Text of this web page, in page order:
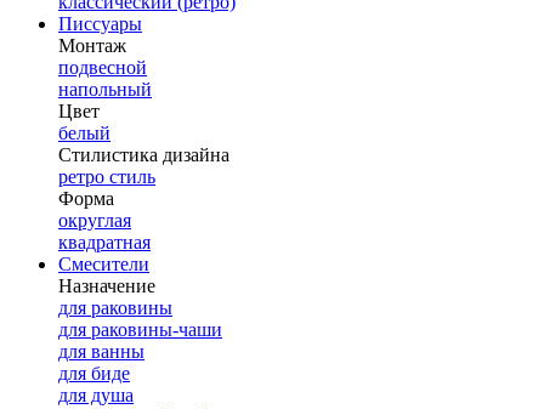
Писсуары
Монтаж
подвесной
напольный
Цвет
белый
Стилистика дизайна
ретро стиль
Форма
округлая
квадратная
Смесители
Назначение
для раковины
для раковины-чаши
для ванны
для биде
для душа